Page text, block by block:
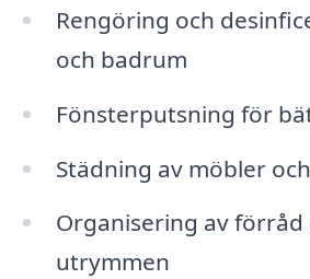
Rengöring och
och badrum
Fönsterputsning för
Städning av möbler
Organisering av förråd
utrymmen